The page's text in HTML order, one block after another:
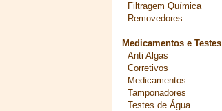
Filtragem Química
Removedores
Medicamentos e Testes
Anti Algas
Corretivos
Medicamentos
Tamponadores
Testes de Água